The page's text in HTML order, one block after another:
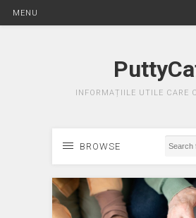
MENU
INFORMAȚIILE UTILE CARE
BROWSE